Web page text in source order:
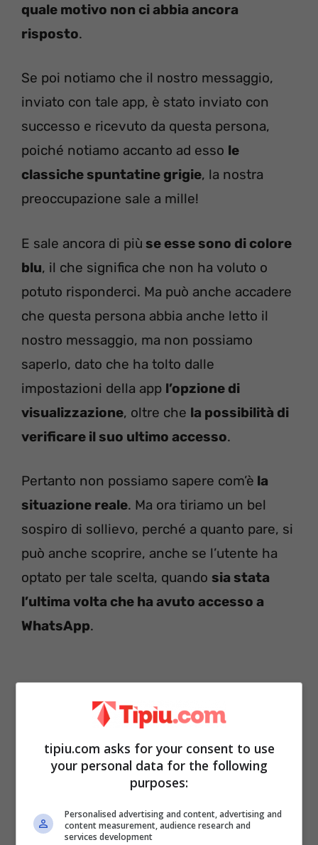
quale motivo non ci abbia ancora
risposto.
Se poi notiamo che il nostro messaggio,
inviato con tale app, è stato inviato con
successo e ricevuto da questa persona,
poiché notiamo accanto ad esso le
classiche spuntatine grigie, la nostra
preoccupazione sale a mille!
E sale ancora di più se esse sono di colore
blu, il che significa che non ha voluto o
potuto risponderci. Ma può anche accadere
che questa persona abbia anche letto il
nostro messaggio, ma non possiamo
saperlo, dato che ha tolto dalle
impostazioni della app l’opzione di
visualizzazione, oltre che la possibilità di
verificare il suo ultimo accesso.
Pertanto non possiamo sapere com’è la
situazione reale. Ma ora tiriamo un bel
sospiro di sollievo, perché a quanto pare, si
può anche scoprire, anche se l’utente ha
optato per tale scelta, quando sia stata
l’ultima volta che ha avuto accesso a
WhatsApp.
tipiu.com asks for your consent to use
your personal data for the following
purposes:
Personalised advertising and content, advertising and
content measurement, audience research and
services development